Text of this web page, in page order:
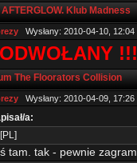
Klub Madness
Wysłany: 2010-04-10,
!!!
The Floorators Collision
Wysłany: 2010-04-09,
a:
tam. tak - pewnie